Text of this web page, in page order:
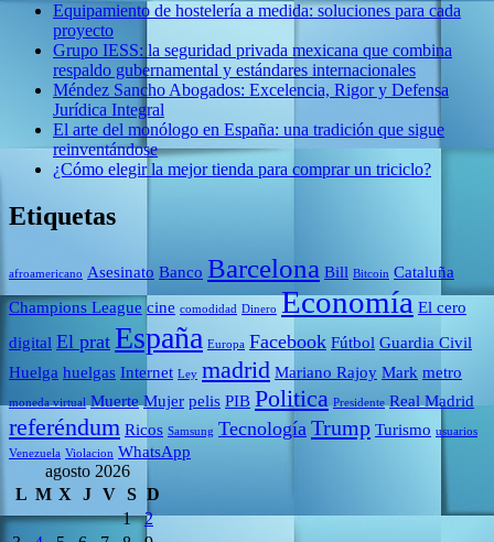
Equipamiento de hostelería a medida: soluciones para cada
proyecto
Grupo IESS: la seguridad privada mexicana que combina
respaldo gubernamental y estándares internacionales
Méndez Sancho Abogados: Excelencia, Rigor y Defensa
Jurídica Integral
El arte del monólogo en España: una tradición que sigue
reinventándose
¿Cómo elegir la mejor tienda para comprar un triciclo?
Etiquetas
afroamericano Asesinato Banco Barcelona Bill Bitcoin Cataluña
Champions League cine comodidad Dinero Economía El cero
digital El prat España Europa Facebook Fútbol Guardia Civil
Huelga huelgas Internet Ley madrid Mariano Rajoy Mark metro
moneda virtual Muerte Mujer pelis PIB Politica Presidente Real Madrid
referéndum Ricos Samsung Tecnología Trump Turismo usuarios
Venezuela Violacion WhatsApp
agosto 2026
L M X J V S D
1
2